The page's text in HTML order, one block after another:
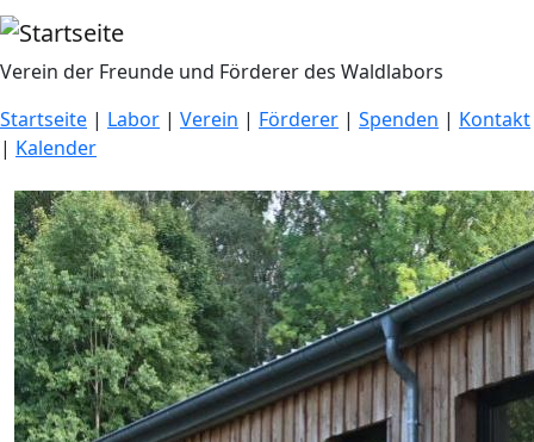
Direkt zum Inhalt
Verein der Freunde und Förderer des Waldlabors
Startseite | Labor | Verein | Förderer | Spenden | Kontakt
| Kalender